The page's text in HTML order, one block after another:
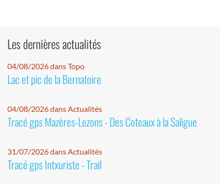
Les dernières actualités
04/08/2026 dans Topo
Lac et pic de la Bernatoire
04/08/2026 dans Actualités
Tracé gps Mazères-Lezons - Des Coteaux à la Saligue
31/07/2026 dans Actualités
Tracé gps Intxuriste - Trail